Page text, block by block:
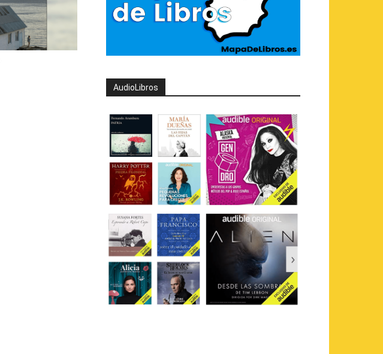
AudioLibros